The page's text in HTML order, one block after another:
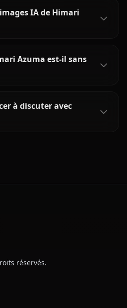
IA de Himari
Azuma est-il sans
à discuter avec
réservés.